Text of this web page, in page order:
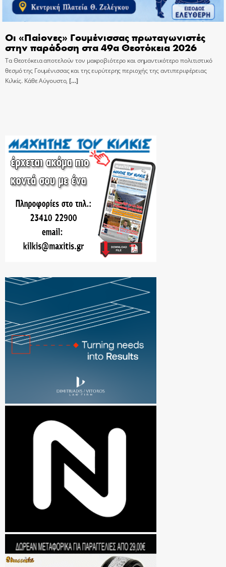
Οι «Παίονες» Γουμένισσας πρωταγωνιστές
στην παράδοση στα 49α Θεοτόκεια 2026
Τα Θεοτόκεια αποτελούν τον μακροβιότερο και σημαντικότερο πολιτιστικό
θεσμό της Γουμένισσας και της ευρύτερης περιοχής της αντιπεριφέρειας
Κιλκίς. Κάθε Αύγουστο, […]